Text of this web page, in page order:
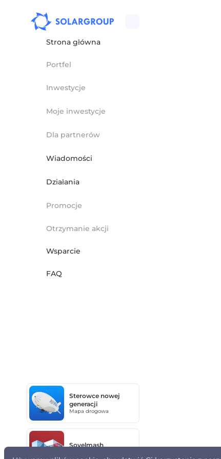
Strona główna
Portfel
Inwestycje
Moje inwestycje
Dla partnerów
Wiadomości
Działania
Promocje
Otrzymanie akcji
Wsparcie
FAQ
Sterowce nowej
generacji
Mapa drogowa
Sovelmash